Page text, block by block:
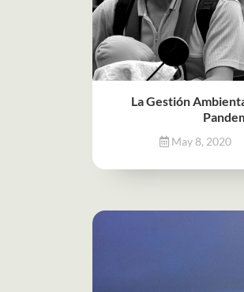
La Gestión
May 8, 2020